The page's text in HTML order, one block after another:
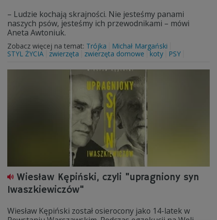
– Ludzie kochają skrajności. Nie jesteśmy panami
naszych psów, jesteśmy ich przewodnikami – mówi
Aneta Awtoniuk.
Zobacz więcej na temat: Trójka
Michał Margański
STYL ŻYCIA
zwierzęta zwierzęta domowe koty PSY
Wiesław Kępiński, czyli "upragniony syn
Iwaszkiewiczów"
Wiesław Kępiński został osierocony jako 14-latek w